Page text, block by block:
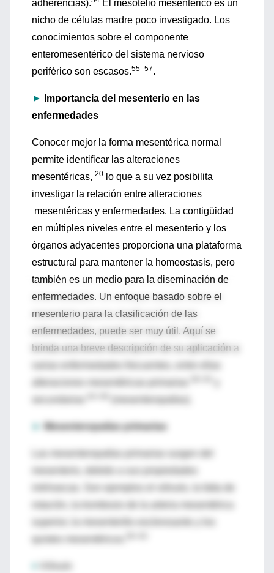
adherencias).
El mesotelio mesentérico es un
nicho de células madre poco investigado. Los
conocimientos sobre el componente
enteromesentérico del sistema nervioso
periférico son escasos.55–57.
►
Importancia del mesenterio en las
enfermedades
Conocer mejor la forma mesentérica normal
permite identificar las alteraciones
mesentéricas, 20 lo que a su vez posibilita
investigar la relación entre alteraciones
mesentéricas y enfermedades. La contigüidad
en múltiples niveles entre el mesenterio y los
órganos adyacentes proporciona una plataforma
estructural para mantener la homeostasis, pero
también es un medio para la diseminación de
enfermedades. Un enfoque basado sobre el
mesenterio para la clasificación de las
enfermedades, puede ser muy útil. Aquí se
brinda una breve descripción de su aplicación a
(mesenteropatías).
Mesenteropatías primarias
Las mesenteropatías primarias surgen del
superior, la mesenteritis esclerosante y los